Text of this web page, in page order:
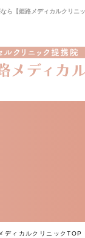
ら【姫路メディカルクリニ
ディカルクリニックTOP